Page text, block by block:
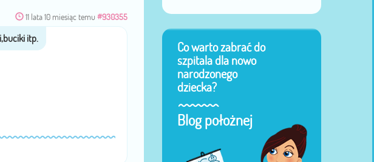
11 lata 10 miesiąc temu #930355
Co warto zabrać do
szpitala dla nowo
narodzonego
dziecka?
Blog położnej